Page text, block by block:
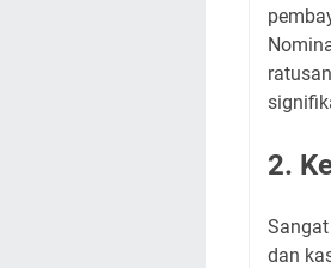
2.
dan